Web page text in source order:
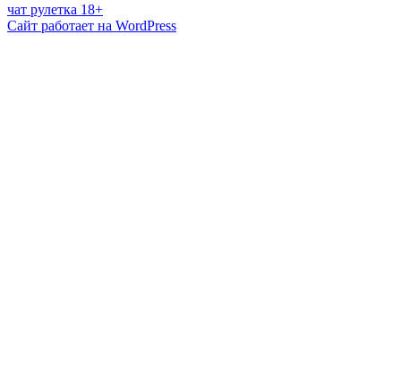
чат рулетка 18+
Сайт работает на WordPress